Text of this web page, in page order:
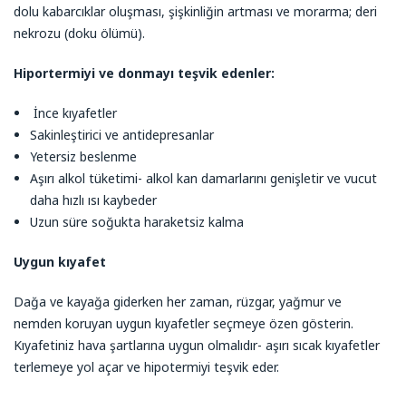
dolu kabarcıklar oluşması, şişkinliğin artması ve morarma; deri
nekrozu (doku ölümü).
Hiportermiyi ve donmayı teşvik edenler:
İnce kıyafetler
Sakinleştirici ve antidepresanlar
Yetersiz beslenme
Аşırı alkol tüketimi- alkol kan damarlarını genişletir ve vucut
daha hızlı ısı kaybeder
Uzun süre soğukta haraketsiz kalma
Uygun kıyafet
Dağa ve kayağa giderken her zaman, rüzgar, yağmur ve
nemden koruyan uygun kıyafetler seçmeye özen gösterin.
Kıyafetiniz hava şartlarına uygun olmalıdır- aşırı sıcak kıyafetler
terlemeye yol açar ve hipotermiyi teşvik eder.